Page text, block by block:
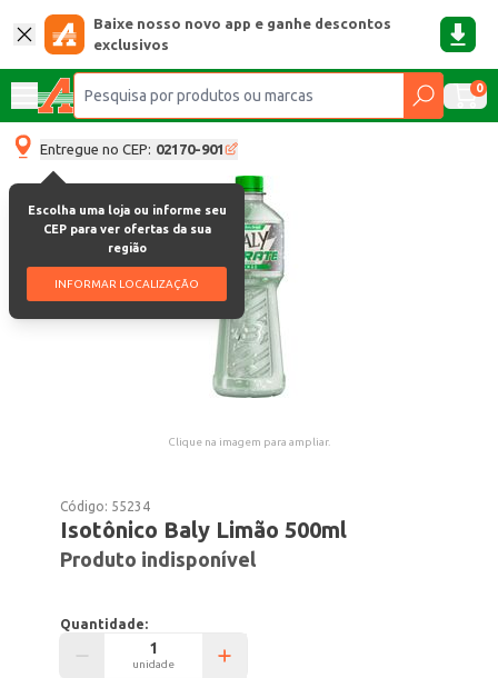
Baixe nosso novo app e ganhe descontos
exclusivos
0
Entregue no CEP: 02170-901
Escolha uma loja ou informe seu
CEP para ver ofertas da sua
região
INFORMAR LOCALIZAÇÃO
Clique na imagem para ampliar.
Código: 55234
Isotônico Baly Limão 500ml
Produto indisponível
Quantidade:
unidade